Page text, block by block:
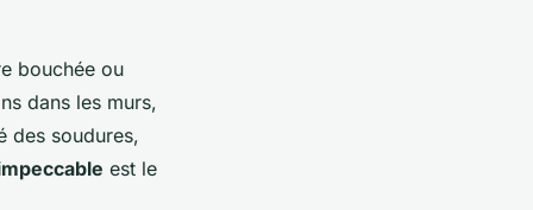
bouchée ou
dans les murs,
des soudures,
est le